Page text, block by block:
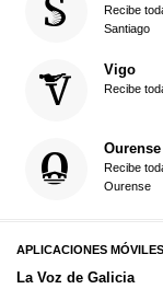
Recibe
Santiago
Vigo
Recibe
Ourense
Recibe
Ourense
APLICACIONES MÓVILES
La Voz de Galicia